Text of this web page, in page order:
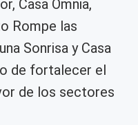
Casa Omnia,
Rompe las
Sonrisa y Casa
de fortalecer el
de los sectores